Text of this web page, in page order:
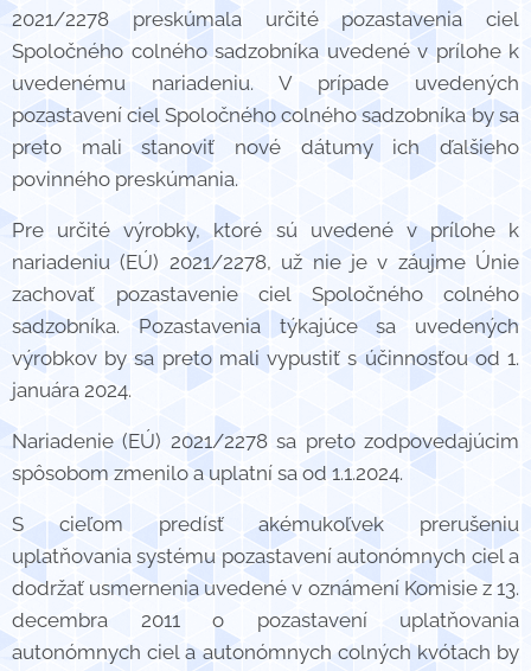
2021/2278 preskúmala určité pozastavenia ciel
Spoločného colného sadzobníka uvedené v prílohe k
uvedenému nariadeniu. V prípade uvedených
pozastavení ciel Spoločného colného sadzobníka by sa
preto mali stanoviť nové dátumy ich ďalšieho
povinného preskúmania.
Pre určité výrobky, ktoré sú uvedené v prílohe k
nariadeniu (EÚ) 2021/2278, už nie je v záujme Únie
zachovať pozastavenie ciel Spoločného colného
sadzobníka. Pozastavenia týkajúce sa uvedených
výrobkov by sa preto mali vypustiť s účinnosťou od 1.
januára 2024.
Nariadenie (EÚ) 2021/2278 sa preto zodpovedajúcim
spôsobom zmenilo a uplatní sa od 1.1.2024.
S cieľom predísť akémukoľvek prerušeniu
uplatňovania systému pozastavení autonómnych ciel a
dodržať usmernenia uvedené v oznámení Komisie z 13.
decembra 2011 o pozastavení uplatňovania
autonómnych ciel a autonómnych colných kvótach by